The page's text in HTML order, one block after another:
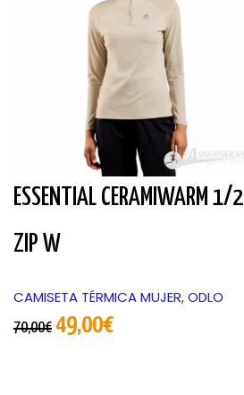
ESSENTIAL CERAMIWARM 1/2
ZIP W
CAMISETA TÉRMICA MUJER,ODLO
70,00€ 49,00€